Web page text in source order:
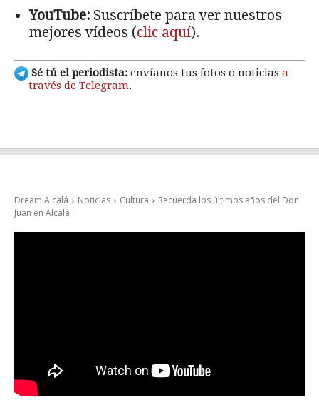
YouTube: Suscríbete para ver nuestros
mejores vídeos (clic aquí).
Sé tú el periodista: envíanos tus fotos o noticias a
través de Telegram.